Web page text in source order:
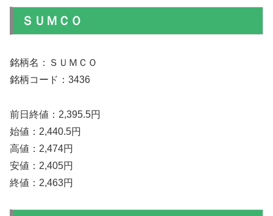
ＳＵＭＣＯ
銘柄名：ＳＵＭＣＯ
銘柄コード：3436
前日終値：2,395.5円
始値：2,440.5円
高値：2,474円
安値：2,405円
終値：2,463円